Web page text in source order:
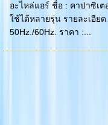
อะไหล่แอร์ ชื่อ : คาปาซิเ
ใช้ได้หลายรุ่น รายละเอีย
50Hz./60Hz. ราคา :...